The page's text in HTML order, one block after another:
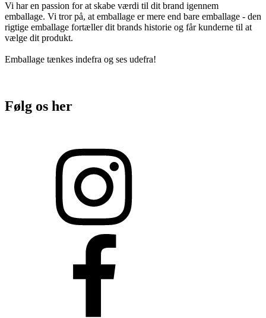
Vi har en passion for at skabe værdi til dit brand igennem
emballage. Vi tror på, at emballage er mere end bare emballage - den
rigtige emballage fortæller dit brands historie og får kunderne til at
vælge dit produkt.
Emballage tænkes indefra og ses udefra!
Følg os her